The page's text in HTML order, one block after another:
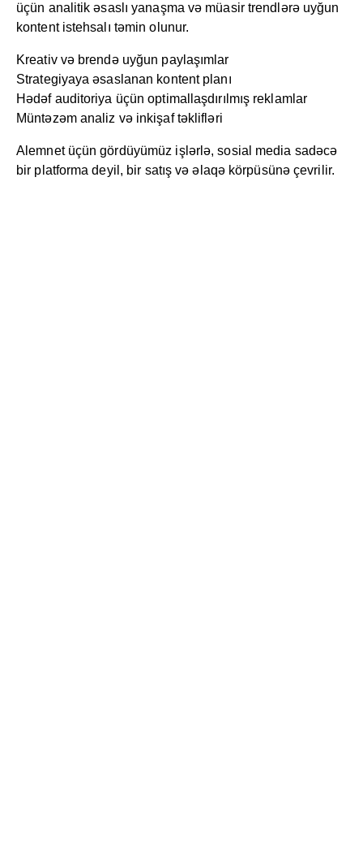
üçün analitik əsaslı yanaşma və müasir trendlərə uyğun
kontent istehsalı təmin olunur.
Kreativ və brendə uyğun paylaşımlar
Strategiyaya əsaslanan kontent planı
Hədəf auditoriya üçün optimallaşdırılmış reklamlar
Müntəzəm analiz və inkişaf təklifləri
Alemnet üçün gördüyümüz işlərlə, sosial media sadəcə
bir platforma deyil, bir satış və əlaqə körpüsünə çevrilir.